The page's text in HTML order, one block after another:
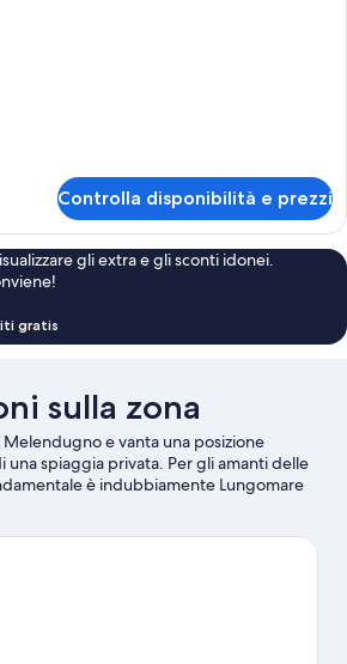
Controlla disponibilità e prezzi
gli extra e gli sconti idonei.
gratis
sulla zona
Melendugno e vanta una posizione
una spiaggia privata. Per gli amanti delle
è indubbiamente Lungomare
invece, spiccano Spiaggia di
a Parco sportivo I Giardini del Sole e